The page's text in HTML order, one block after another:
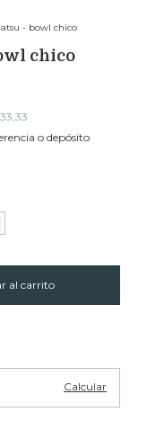
- bowl chico
chico
o depósito
Calcular